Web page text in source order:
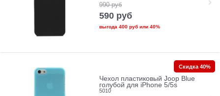
990 руб
590 руб
выгода 400 рубили 40%
Чехол пластиковый Joop Blue
голубой для iPhone 5/5s
5010
Скидка 40%